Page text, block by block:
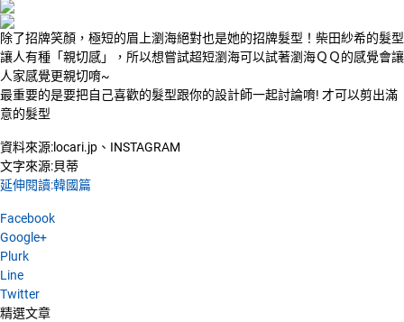
除了招牌笑顏，極短的眉上瀏海絕對也是她的招牌髮型！柴田紗希的髮型
讓人有種「親切感」，所以想嘗試超短瀏海可以試著瀏海ＱＱ的感覺會讓
人家感覺更親切唷~
最重要的是要把自己喜歡的髮型跟你的設計師一起討論唷! 才可以剪出滿
意的髮型
資料來源:locari.jp、INSTAGRAM
文字來源:貝蒂
延伸閱讀:韓國篇
Facebook
Google+
Plurk
Line
Twitter
精選文章